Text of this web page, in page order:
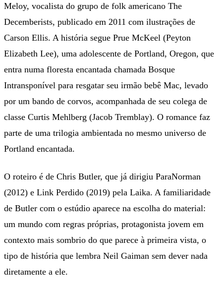
Meloy, vocalista do grupo de folk americano The
Decemberists, publicado em 2011 com ilustrações de
Carson Ellis. A história segue Prue McKeel (Peyton
Elizabeth Lee), uma adolescente de Portland, Oregon, que
entra numa floresta encantada chamada Bosque
Intransponível para resgatar seu irmão bebê Mac, levado
por um bando de corvos, acompanhada de seu colega de
classe Curtis Mehlberg (Jacob Tremblay). O romance faz
parte de uma trilogia ambientada no mesmo universo de
Portland encantada.
O roteiro é de Chris Butler, que já dirigiu ParaNorman
(2012) e Link Perdido (2019) pela Laika. A familiaridade
de Butler com o estúdio aparece na escolha do material:
um mundo com regras próprias, protagonista jovem em
contexto mais sombrio do que parece à primeira vista, o
tipo de história que lembra Neil Gaiman sem dever nada
diretamente a ele.